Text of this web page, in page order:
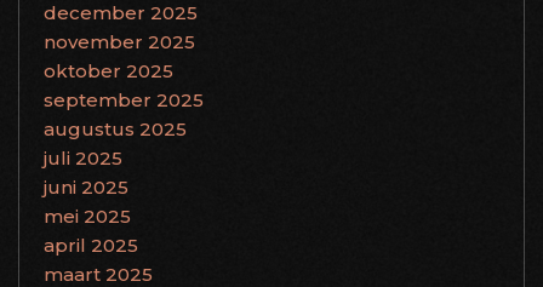
december 2025
november 2025
oktober 2025
september 2025
augustus 2025
juli 2025
juni 2025
mei 2025
april 2025
maart 2025